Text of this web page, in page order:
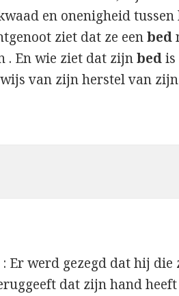
en onenigheid
ziet dat ze eenbed
. En wie ziet dat zijnbedis
van zijn herstel van
: Er werd gezegd dat hij
dat zijn hand